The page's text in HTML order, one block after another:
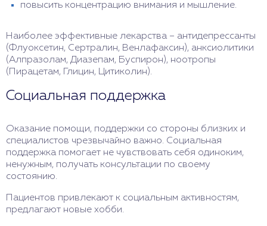
повысить концентрацию внимания и мышление.
Наиболее эффективные лекарства – антидепрессанты
(Флуоксетин, Сертралин, Венлафаксин), анксиолитики
(Алпразолам, Диазепам, Буспирон), ноотропы
(Пирацетам, Глицин, Цитиколин).
Социальная поддержка
Оказание помощи, поддержки со стороны близких и
специалистов чрезвычайно важно. Социальная
поддержка помогает не чувствовать себя одиноким,
ненужным, получать консультации по своему
состоянию.
Пациентов привлекают к социальным активностям,
предлагают новые хобби.